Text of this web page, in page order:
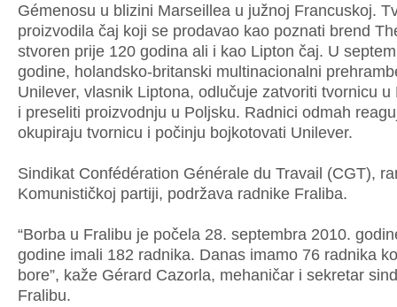
Gémenosu u blizini Marseillea u južnoj Francuskoj.
proizvodila čaj koji se prodavao kao poznati brend
stvoren prije 120 godina ali i kao Lipton čaj. U
godine, holandsko-britanski multinacionalni
Unilever, vlasnik Liptona, odlučuje zatvoriti tvornicu u
i preseliti proizvodnju u Poljsku. Radnici odmah
okupiraju tvornicu i počinju bojkotovati Unilever.
Sindikat Confédération Générale du Travail (CGT),
Komunističkoj partiji, podržava radnike Fraliba.
“Borba u Fralibu je počela 28. septembra 2010.
godine imali 182 radnika. Danas imamo 76 radnika
bore”, kaže Gérard Cazorla, mehaničar i sekretar
Fralibu.